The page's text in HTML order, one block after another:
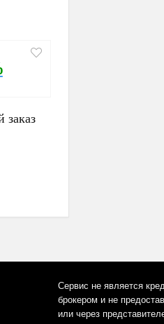
заказ
Сервис не является
брокером и не
или через